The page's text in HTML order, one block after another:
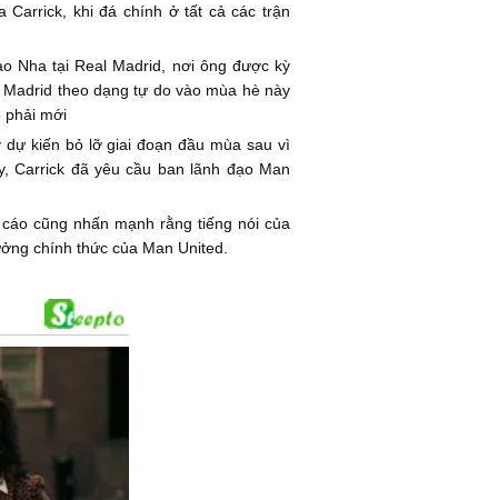
Carrick, khi đá chính ở tất cả các trận
Nha tại Real Madrid, nơi ông được kỳ
theo dạng tự do vào mùa hè này
phải mới
kiến bỏ lỡ giai đoạn đầu mùa sau vì
Carrick đã yêu cầu ban lãnh đạo Man
cũng nhấn mạnh rằng tiếng nói của
chính thức của Man United.